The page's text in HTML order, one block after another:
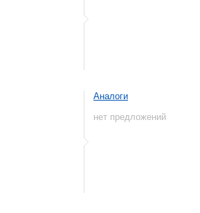
Аналоги
нет предложений